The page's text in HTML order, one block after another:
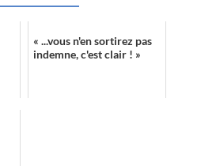
« ...vous n'en sortirez pas
indemne, c'est clair ! »